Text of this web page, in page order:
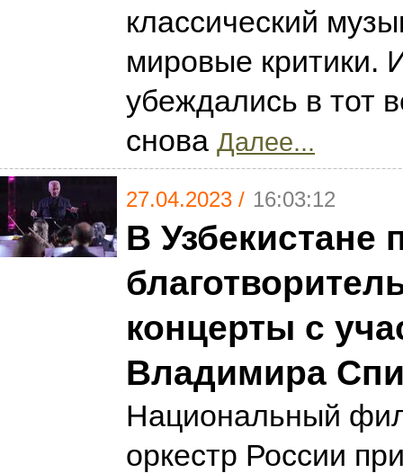
классический
мировые критики.
убеждались в тот
снова Далее...
27.04.2023 / 16:03:12
В Узбекистане
концерты с
Владимира
Национальный
оркестр России